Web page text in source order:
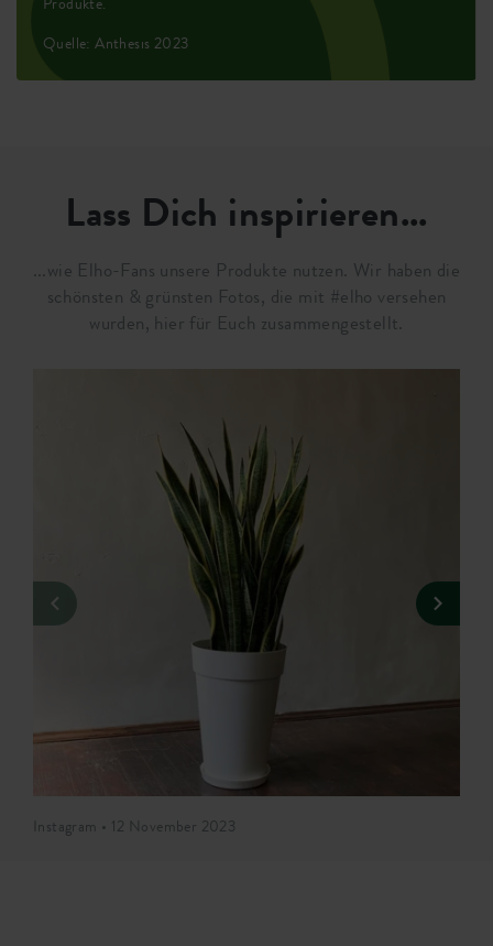
Quelle: Anthesis 2023
Lass Dich inspirieren...
...wie Elho-Fans unsere Produkte nutzen. Wir haben die
schönsten & grünsten Fotos, die mit #elho versehen
wurden, hier für Euch zusammengestellt.
Instagram • 12 November 2023